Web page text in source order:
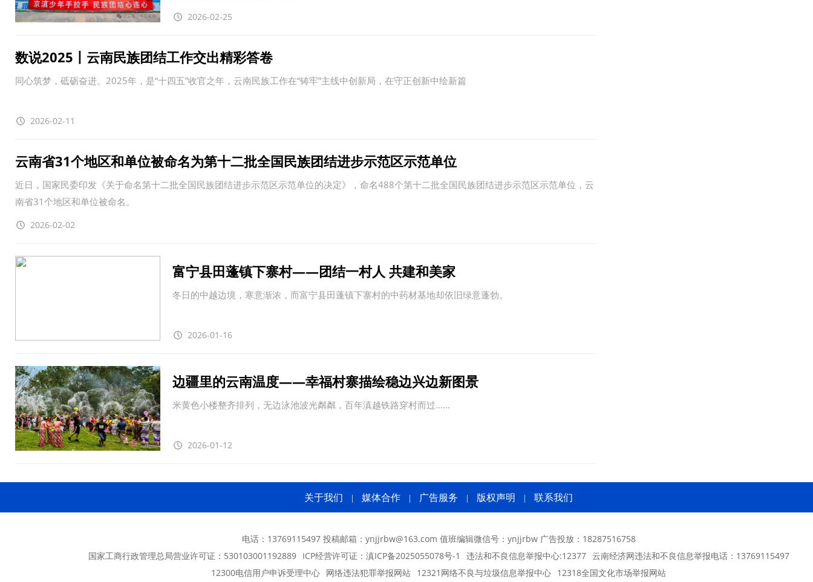
2026-02-25
数说2025丨云南民族团结工作交出精彩答卷
同心筑梦，砥砺奋进。2025年，是“十四五”收官之年，云南民族工作在“铸牢”主线中创新局，在守正创新中绘新篇
2026-02-11
云南省31个地区和单位被命名为第十二批全国民族团结进步示范区示范单位
近日，国家民委印发《关于命名第十二批全国民族团结进步示范区示范单位的决定》，命名488个第十二批全国民族团结进步示范区示范单位，云
南省31个地区和单位被命名。
2026-02-02
富宁县田蓬镇下寨村——团结一村人 共建和美家
冬日的中越边境，寒意渐浓，而富宁县田蓬镇下寨村的中药材基地却依旧绿意蓬勃。
2026-01-16
边疆里的云南温度——幸福村寨描绘稳边兴边新图景
米黄色小楼整齐排列，无边泳池波光粼粼，百年滇越铁路穿村而过……
2026-01-12
关于我们 媒体合作 广告服务 版权声明 联系我们
电话：13769115497 投稿邮箱：ynjjrbw@163.com 值班编辑微信号：ynjjrbw 广告投放：18287516758
国家工商行政管理总局营业许可证：530103001192889 ICP经营许可证： 滇ICP备2025055078号-1 违法和不良信息举报中心:12377 云南经济网违法和不良信息举报电话：13769115497
12300电信用户申诉受理中心 网络违法犯罪举报网站 12321网络不良与垃圾信息举报中心 12318全国文化市场举报网站